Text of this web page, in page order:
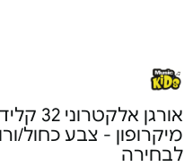
אורגן
מיקרופון - צבע כחול/
לבחירה